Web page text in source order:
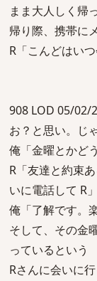
まま大人しく帰っ
帰り際、携帯に
R「こんどはい
908 LOD 05/02/
お？と思い。じ
俺「金曜とかど
R「友達と約束
いに電話して R」
俺「了解です。
そして、その金
っているという
Rさんに会いに行